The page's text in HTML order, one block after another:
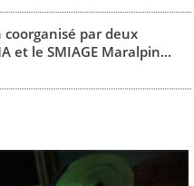
par deux
et le SMIAGE Maralpin...